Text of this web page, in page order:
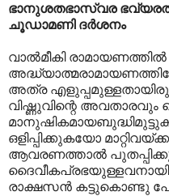
ഭാനുശതഭാസ്വര
ചൂഡാമണി ദർശനം
വാൽമീകി രാമായണത്തിൽ
അത്ര
വിഷ്ണുവിന്റെ അവതാരവും
ഒളിപ്പിക്കുകയോ
ആവരണത്താൽ
രാക്ഷസൻ കട്ടുകൊണ്ടു